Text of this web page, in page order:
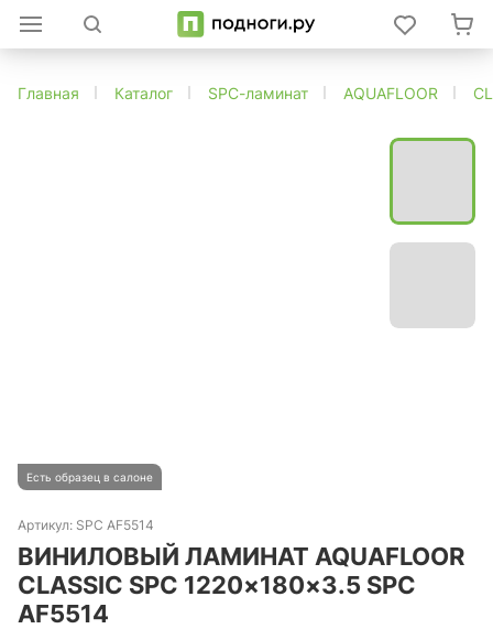
Главная Каталог SPC-ламинат AQUAFLOOR
Есть образец в салоне
Артикул: SPC AF5514
ВИНИЛОВЫЙ ЛАМИНАТ AQUAFLOOR
CLASSIC SPC 1220×180×3.5 SPC
AF5514